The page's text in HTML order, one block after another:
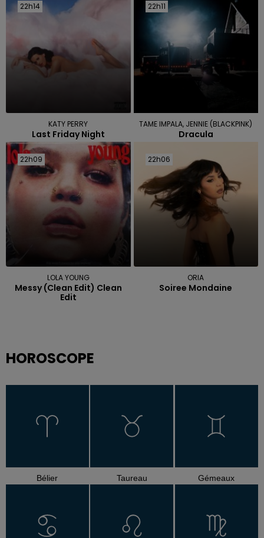
22h14
22h14
KATY PERRY
Last Friday Night
22h11
22h11
TAME IMPALA, JENNIE (BLACKPINK)
Dracula
22h09
22h09
LOLA YOUNG
Messy (clean Edit) Clean
Edit
22h06
22h06
ORIA
Soiree Mondaine
HOROSCOPE
Bélier Taureau Gémeaux